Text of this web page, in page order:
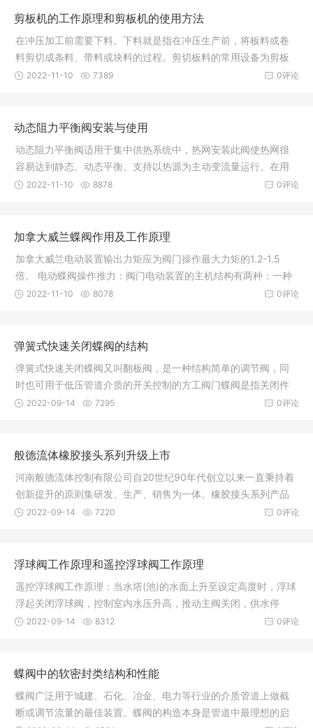
剪板机的工作原理和剪板机的使用方法
在冲压加工前需要下料。下料就是指在冲压生产前，将板料或卷
料剪切成条料、带料或块料的过程。剪切板料的常用设备为剪板
机。剪板
0评论
2022-11-10 7389
动态阻力平衡阀安装与使用
动态阻力平衡阀适用于集中供热系统中，热网安装此阀使热网很
容易达到静态、动态平衡。支持以热源为主动变流量运行。在用
户室内安
0评论
2022-11-10 8878
加拿大威兰蝶阀作用及工作原理
加拿大威兰电动装置输出力矩应为阀门操作最大力矩的1.2-1.5
倍。 电动蝶阀操作推力：阀门电动装置的主机结构有两种：一种
是不配置
0评论
2022-11-10 8078
弹簧式快速关闭蝶阀的结构
弹簧式快速关闭蝶阀又叫翻板阀，是一种结构简单的调节阀，同
时也可用于低压管道介质的开关控制的方工阀门蝶阀是指关闭件
（阀瓣或
0评论
2022-09-14 7295
般德流体橡胶接头系列升级上市
河南般德流体控制有限公司自20世纪90年代创立以来一直秉持着
创新提升的原则集研发、生产、销售为一体。橡胶接头系列产品
一河南般
0评论
2022-09-14 7220
浮球阀工作原理和遥控浮球阀工作原理
遥控浮球阀工作原理：当水塔(池)的水面上升至设定高度时，浮球
浮起关闭浮球阀，控制室内水压升高，推动主阀关闭，供水停
止。当水
0评论
2022-09-14 8312
蝶阀中的软密封类结构和性能
蝶阀广泛用于城建、石化、冶金、电力等行业的介质管道上做截
断或调节流量的最佳装置。蝶阀的构造本身是管道中最理想的启